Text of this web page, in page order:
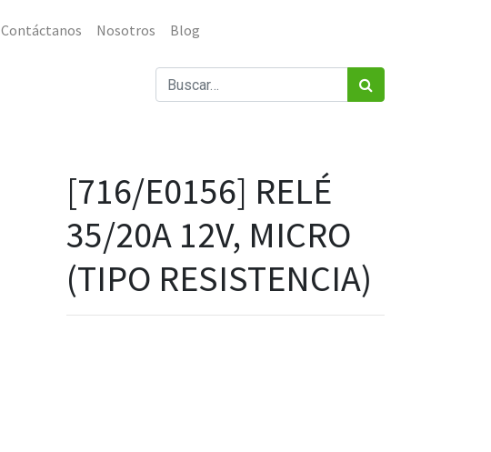
Contáctanos Nosotros Blog
[716/E0156] RELÉ
35/20A 12V, MICRO
(TIPO RESISTENCIA)